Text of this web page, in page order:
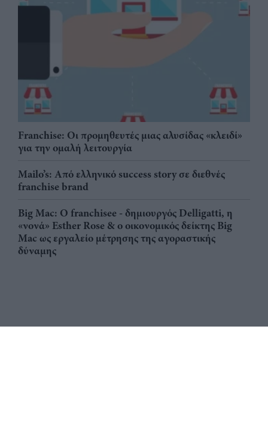
Franchise: Οι προμηθευτές μιας αλυσίδας «κλειδί»
για την ομαλή λειτουργία
Mailo’s: Από ελληνικό success story σε διεθνές
franchise brand
Big Mac: Ο franchisee - δημιουργός Delligatti, η
«νονά» Esther Rose & ο οικονομικός δείκτης Big
Mac ως εργαλείο μέτρησης της αγοραστικής
δύναμης